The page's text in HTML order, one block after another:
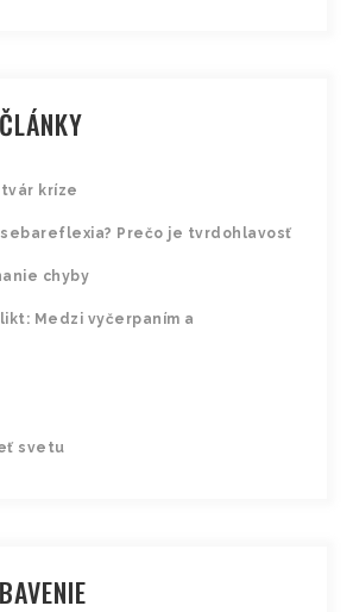
kríze
Prečo je tvrdohlavosť
chyby
Medzi vyčerpaním a
svetu